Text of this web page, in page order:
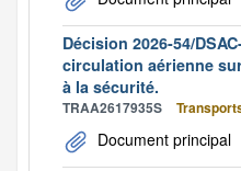
Décision 2026-54/
circulation aérienne
à la sécurité.
TRAA2617935S
Document principal